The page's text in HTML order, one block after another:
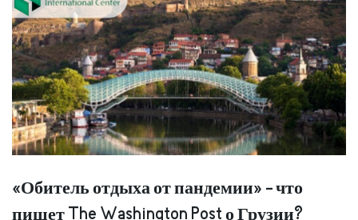
«Обитель отдыха от пандемии» - что
пишет The Washington Post о Грузии?